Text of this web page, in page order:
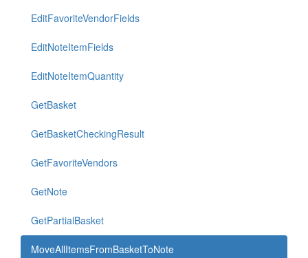
EditFavoriteVendorFields
EditNoteItemFields
EditNoteItemQuantity
GetBasket
GetBasketCheckingResult
GetFavoriteVendors
GetNote
GetPartialBasket
MoveAllItemsFromBasketToNote